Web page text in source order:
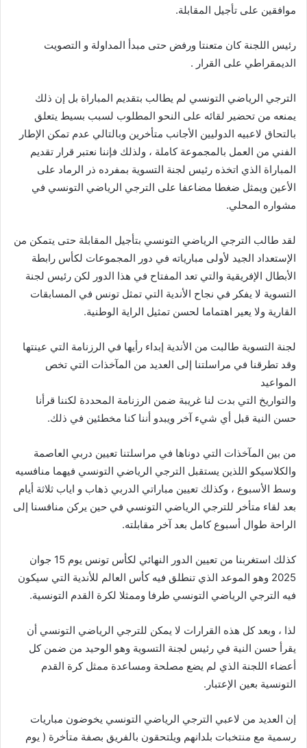
موافقين على تأجيل المقابلة.
رئيس اللجنة كان متعنتا ورفض حتى مبدأ المداولة و التصويت
الديمقراطي على القرار .
الترجي الرياضي التونسي لم يطالب بتقديم المباراة بل إن ذلك
يمنعه من تحضير لقائه على النحو المطلوب لسبب بسيط يتعلق
بالتحاق لاعبيه الدوليين الأجانب متأخرين وبالتالي عدم تمكن الإطار
الفني من العمل بالمجموعة كاملة ، ولذلك فإننا نعتبر قرار تقديم
المباراة الذي اتخذه رئيس لجنة التسوية بمفرده ذر الرماد على
الأعين ويمثل ضغطا مضاعفا على الترجي الرياضي التونسي في
مشواره المحلي.
لقد طالب الترجي الرياضي التونسي بتأجيل المقابلة حتى يتمكن من
الإستعداد الجيد لأولى مبارياته في دور المجموعات لكأس رابطة
الأبطال الإفريقية والتي تعد المفتاح في هذا الدور لكن رئيس لجنة
التسوية لا يفكر في نجاح الأندية التي تمثل تونس في المسابقات
القارية ولا يعير اهتماما لحسن تمثيل الراية الوطنية.
لجنة التسوية طالبت من الأندية إبداء رأيها في الرزنامة التي عينتها
وقد تطرقنا في مراسلتنا إلى العديد من المآخذات التي تخص
المواعيد
والتواريخ التي بدت لنا غريبة ضمن الرزنامة المحددة لكننا قرأنا
حسن النية قبل أي شيء آخر ويبدو أننا كنا مخطئين في ذلك.
من بين المآخذات التي دوناها في مراسلتنا تعيين دربي العاصمة
والكلاسيكو اللذين يستقبل الترجي الرياضي التونسي فيهما منافسيه
وسط الأسبوع ، وكذلك تعيين مباراتي الدربي ذهاب و اياب ثلاثة أيام
بعد لقاء متأخر للترجي الرياضي التونسي في حين يركن منافسنا إلى
الراحة طوال أسبوع كامل بعد آخر مقابلته.
كذلك استغربنا من تعيين الدور النهائي لكأس تونس يوم 15 جوان
2025 وهو الموعد الذي تنطلق فيه كأس العالم للأندية التي سيكون
فيه الترجي الرياضي التونسي طرفا وممثلا لكرة القدم التونسية.
لذا ، وبعد كل هذه القرارات لا يمكن للترجي الرياضي التونسي أن
يقرأ حسن النية في رئيس لجنة التسوية وهو الوحيد من ضمن كل
أعضاء اللجنة الذي لم يضع مصلحة ومساعدة ممثل كرة القدم
التونسية بعين الإعتبار.
إن العديد من لاعبي الترجي الرياضي التونسي يخوضون مباريات
رسمية مع منتخبات بلدانهم ويلتحقون بالفريق بصفة متأخرة ( يوم